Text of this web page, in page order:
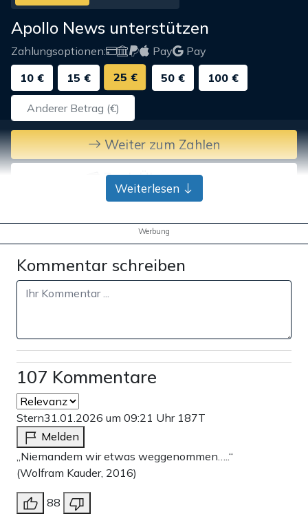
Apollo News unterstützen
Zahlungsoptionen: Pay
Pay
10 €
15 € 25 € 50 € 100 €
Weiter zum Zahlen
Bank-Überweisung
Weiterlesen
Werbung
Kommentar schreiben
107 Kommentare
Stern31.01.2026 um 09:21 Uhr 187T
Melden
„Niemandem wir etwas weggenommen…..“
(Wolfram Kauder, 2016)
88